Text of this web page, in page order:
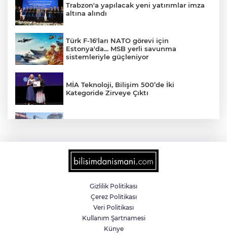
Trabzon'a yapılacak yeni yatırımlar imza
altına alındı
Türk F-16'ları NATO görevi için
Estonya'da... MSB yerli savunma
sistemleriyle güçleniyor
MİA Teknoloji, Bilişim 500’de İki
Kategoride Zirveye Çıktı
6 milyon emekliyi ilgilendiriyor... Emekli
aylığı fark ödemeleri 7 Ağustos'ta
Teröristler teslim olmaya devam ediyor...
Hudutlarda 490 kişi yakalandı
Gizlilik Politikası
Çerez Politikası
Veri Politikası
Kullanım Şartnamesi
Künye